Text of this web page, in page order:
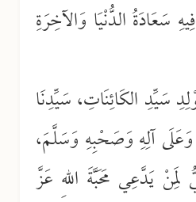
سَعَادَةُ الدُّنْيَا وَالآخِرَةِ
سَيِّدِ الكَائِنَاتِ، سَيِّدِنَا
وَعَلَى آلِهِ وَصَحْبِهِ وَسَلَّمَ،
لِمَنْ يَدَّعِي مَحَبَّةَ اللهِ عَزَّ